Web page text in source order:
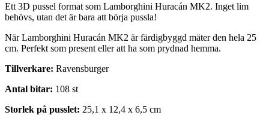
Ett 3D pussel format som Lamborghini Huracán MK2. Inget lim
behövs, utan det är bara att börja pussla!
När Lamborghini Huracán MK2 är färdigbyggd mäter den hela 25
cm. Perfekt som present eller att ha som prydnad hemma.
Tillverkare: Ravensburger
Antal bitar: 108 st
Storlek på pusslet: 25,1 x 12,4 x 6,5 cm